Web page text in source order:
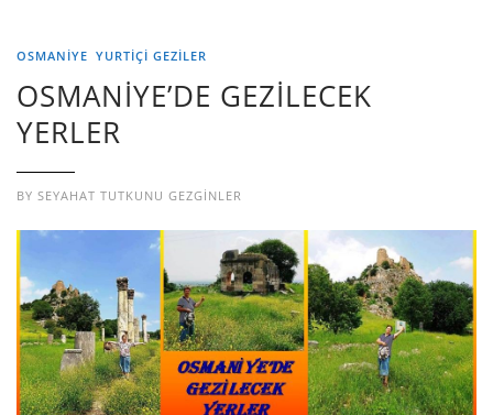
OSMANİYE YURTIÇI GEZILER
OSMANİYE’DE GEZİLECEK
YERLER
BY SEYAHAT TUTKUNU GEZGINLER